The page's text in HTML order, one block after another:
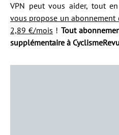
VPN peut vous aider, tout
vous propose un
2,89 €/mois ! Tout
supplémentaire à